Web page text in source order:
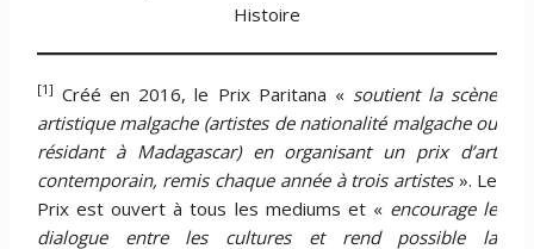
Histoire
[1] Créé en 2016, le Prix Paritana «soutient la scène
artistique malgache (artistes de nationalité malgache ou
résidant à Madagascar) en organisant un prix d’art
contemporain, remis chaque année à trois artistes». Le
Prix est ouvert à tous les mediums et « encourage le
dialogue entre les cultures et rend possible la